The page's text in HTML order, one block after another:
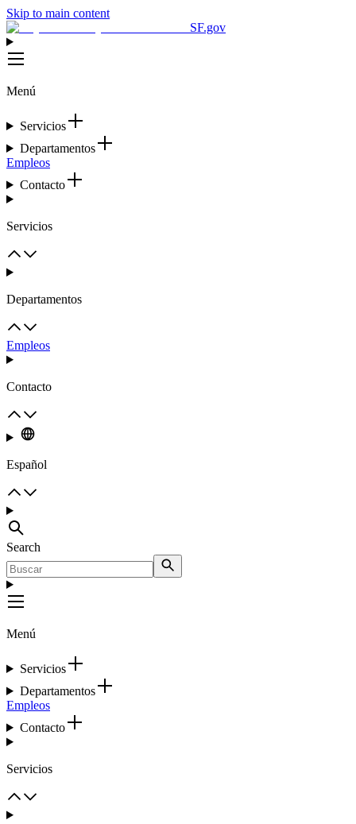
Skip to main content
SF.gov
Menú
Servicios
Departamentos
Empleos
Contacto
Servicios
Departamentos
Empleos
Contacto
Español
Search
Menú
Servicios
Departamentos
Empleos
Contacto
Servicios